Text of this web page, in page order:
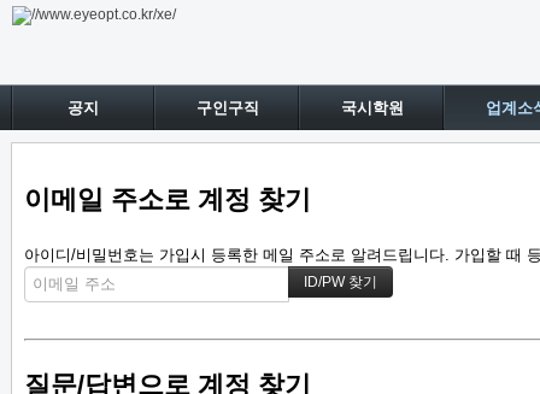
공지 구인구직 국시학원 업계소
이메일 주소로 계정 찾기
아이디/비밀번호는 가입시 등록한 메일 주소로 알려드립니다. 가입할 때
질문/답변으로 계정 찾기